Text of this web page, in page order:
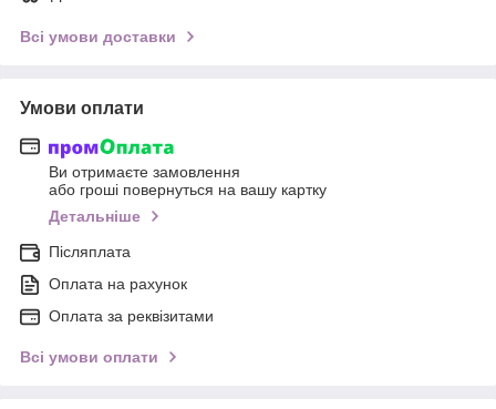
Всі умови доставки
Умови оплати
Ви отримаєте замовлення
або гроші повернуться на вашу картку
Детальніше
Післяплата
Оплата на рахунок
Оплата за реквізитами
Всі умови оплати